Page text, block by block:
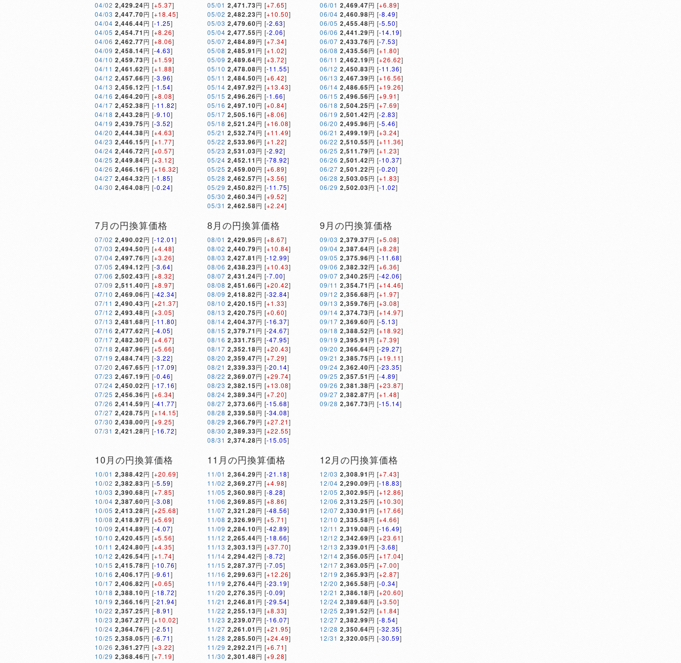
04/02 2,429.24円 [+5.37]
04/03 2,447.70円 [+18.45]
04/04 2,446.44円 [-1.25]
04/05 2,454.71 円 [+8.26]
04/06 2,462.77円 [+8.06]
04/09 2,458.14円 [-4.63]
04/10 2,459.73円 [+1.59]
04/11 2,461.62円 [+1.88]
04/12 2,457.66円 [-3.96]
04/13 2,456.12円 [-1.54]
04/16 2,464.20円 [+8.08]
04/17 2,452.38円 [-11.82]
04/18 2,443.28円 [-9.10]
04/19 2,439.75円 [-3.52]
04/20 2,444.38円 [+4.63]
04/23 2,446.15円 [+1.77]
04/24 2,446.72円 [+0.57]
04/25 2,449.84円 [+3.12]
04/26 2,466.16円 [+16.32]
04/27 2,464.32円 [-1.85]
04/30 2,464.08円 [-0.24]
05/01 2,471.73円 [+7.65]
05/02 2,482.23円 [+10.50]
05/03 2,479.60円 [-2.63]
05/04 2,477.55円 [-2.06]
05/07 2,484.89円 [+7.34]
05/08 2,485.91 円 [+1.02]
05/09 2,489.64円 [+3.72]
05/10 2,478.08円 [-11.55]
05/11 2,484.50円 [+6.42]
05/14 2,497.92円 [+13.43]
05/15 2,496.26円 [-1.66]
05/16 2,497.10円 [+0.84]
05/17 2,505.16円 [+8.06]
05/18 2,521.24円 [+16.08]
05/21 2,532.74円 [+11.49]
05/22 2,533.96円 [+1.22]
05/23 2,531.03円 [-2.92]
05/24 2,452.11 円 [-78.92]
05/25 2,459.00円 [+6.89]
05/28 2,462.57円 [+3.56]
05/29 2,450.82円 [-11.75]
05/30 2,460.34円 [+9.52]
05/31 2,462.58円 [+2.24]
06/01 2,469.47円 [+6.89]
06/04 2,460.98円 [-8.49]
06/05 2,455.48円 [-5.50]
06/06 2,441.29円 [-14.19]
06/07 2,433.76円 [-7.53]
06/08 2,435.56円 [+1.80]
06/11 2,462.19円 [+26.62]
06/12 2,450.83円 [-11.36]
06/13 2,467.39円 [+16.56]
06/14 2,486.65円 [+19.26]
06/15 2,496.56円 [+9.91]
06/18 2,504.25円 [+7.69]
06/19 2,501.42円 [-2.83]
06/20 2,495.96円 [-5.46]
06/21 2,499.19円 [+3.24]
06/22 2,510.55円 [+11.36]
06/25 2,511.79円 [+1.23]
06/26 2,501.42円 [-10.37]
06/27 2,501.22円 [-0.20]
06/28 2,503.05円 [+1.83]
06/29 2,502.03円 [-1.02]
7月の円換算価格
07/02 2,490.02円 [-12.01]
07/03 2,494.50円 [+4.48]
07/04 2,497.76円 [+3.26]
07/05 2,494.12円 [-3.64]
07/06 2,502.43円 [+8.32]
07/09 2,511.40円 [+8.97]
07/10 2,469.06円 [-42.34]
07/11 2,490.43円 [+21.37]
07/12 2,493.48円 [+3.05]
07/13 2,481.68円 [-11.80]
07/16 2,477.62円 [-4.05]
07/17 2,482.30円 [+4.67]
07/18 2,487.96円 [+5.66]
07/19 2,484.74円 [-3.22]
07/20 2,467.65円 [-17.09]
07/23 2,467.19円 [-0.46]
07/24 2,450.02円 [-17.16]
07/25 2,456.36円 [+6.34]
07/26 2,414.59円 [-41.77]
07/27 2,428.75円 [+14.15]
07/30 2,438.00円 [+9.25]
07/31 2,421.28円 [-16.72]
8月の円換算価格
08/01 2,429.95円 [+8.67]
08/02 2,440.79円 [+10.84]
08/03 2,427.81 円 [-12.99]
08/06 2,438.23円 [+10.43]
08/07 2,431.24円 [-7.00]
08/08 2,451.66円 [+20.42]
08/09 2,418.82円 [-32.84]
08/10 2,420.15円 [+1.33]
08/13 2,420.75円 [+0.60]
08/14 2,404.37円 [-16.37]
08/15 2,379.71 円 [-24.67]
08/16 2,331.75円 [-47.95]
08/17 2,352.18円 [+20.43]
08/20 2,359.47円 [+7.29]
08/21 2,339.33円 [-20.14]
08/22 2,369.07円 [+29.74]
08/23 2,382.15円 [+13.08]
08/24 2,389.34円 [+7.20]
08/27 2,373.66円 [-15.68]
08/28 2,339.58円 [-34.08]
08/29 2,366.79円 [+27.21]
08/30 2,389.33円 [+22.55]
08/31 2,374.28円 [-15.05]
9月の円換算価格
09/03 2,379.37円 [+5.08]
09/04 2,387.64円 [+8.28]
09/05 2,375.96円 [-11.68]
09/06 2,382.32円 [+6.36]
09/07 2,340.25円 [-42.06]
09/11 2,354.71 円 [+14.46]
09/12 2,356.68円 [+1.97]
09/13 2,359.76円 [+3.08]
09/14 2,374.73円 [+14.97]
09/17 2,369.60円 [-5.13]
09/18 2,388.52円 [+18.92]
09/19 2,395.91 円 [+7.39]
09/20 2,366.64円 [-29.27]
09/21 2,385.75円 [+19.11]
09/24 2,362.40円 [-23.35]
09/25 2,357.51 円 [-4.89]
09/26 2,381.38円 [+23.87]
09/27 2,382.87円 [+1.48]
09/28 2,367.73円 [-15.14]
10月の円換算価格
10/01 2,388.42円 [+20.69]
10/02 2,382.83円 [-5.59]
10/03 2,390.68円 [+7.85]
10/04 2,387.60円 [-3.08]
10/05 2,413.28円 [+25.68]
10/08 2,418.97円 [+5.69]
10/09 2,414.89円 [-4.07]
10/10 2,420.45円 [+5.56]
10/11 2,424.80円 [+4.35]
10/12 2,426.54円 [+1.74]
10/15 2,415.78円 [-10.76]
10/16 2,406.17円 [-9.61]
10/17 2,406.82円 [+0.65]
10/18 2,388.10円 [-18.72]
10/19 2,366.16円 [-21.94]
10/22 2,357.25円 [-8.91]
10/23 2,367.27円 [+10.02]
10/24 2,364.76円 [-2.51]
10/25 2,358.05円 [-6.71]
10/26 2,361.27円 [+3.22]
10/29 2,368.46円 [+7.19]
11月の円換算価格
11/01 2,364.29円 [-21.18]
11/02 2,369.27円 [+4.98]
11/05 2,360.98円 [-8.28]
11/06 2,369.85円 [+8.86]
11/07 2,321.28円 [-48.56]
11/08 2,326.99円 [+5.71]
11/09 2,284.10円 [-42.89]
11/12 2,265.44円 [-18.66]
11/13 2,303.13円 [+37.70]
11/14 2,294.42円 [-8.72]
11/15 2,287.37円 [-7.05]
11/16 2,299.63円 [+12.26]
11/19 2,276.44円 [-23.19]
11/20 2,276.35円 [-0.09]
11/21 2,246.81 円 [-29.54]
11/22 2,255.13円 [+8.33]
11/23 2,239.07円 [-16.07]
11/27 2,261.01 円 [+21.95]
11/28 2,285.50円 [+24.49]
11/29 2,292.21 円 [+6.71]
11/30 2,301.48円 [+9.28]
12月の円換算価格
12/03 2,308.91 円 [+7.43]
12/04 2,290.09円 [-18.83]
12/05 2,302.95円 [+12.86]
12/06 2,313.25円 [+10.30]
12/07 2,330.91 円 [+17.66]
12/10 2,335.58円 [+4.66]
12/11 2,319.08円 [-16.49]
12/12 2,342.69円 [+23.61]
12/13 2,339.01 円 [-3.68]
12/14 2,356.05円 [+17.04]
12/17 2,363.05円 [+7.00]
12/19 2,365.93円 [+2.87]
12/20 2,365.58円 [-0.34]
12/21 2,386.18円 [+20.60]
12/24 2,389.68円 [+3.50]
12/25 2,391.52円 [+1.84]
12/27 2,382.99円 [-8.54]
12/28 2,350.64円 [-32.35]
12/31 2,320.05円 [-30.59]